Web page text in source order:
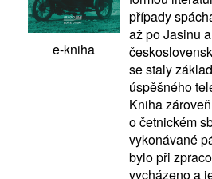
e-kniha
případy
až po Jasinu
se staly
úspěšného
Kniha
o četnickém
vykonávané
bylo při
vycházeno a